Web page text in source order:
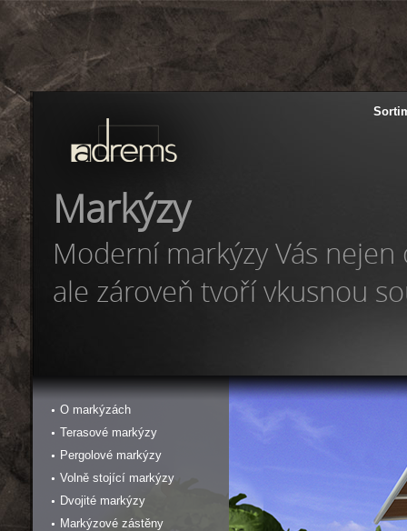
Adrems
Rolety
Praha
Markýzy
Moderní markýzy Vás
ale zároveň tvoří vkusnou
O markýzách
Terasové markýzy
Pergolové markýzy
Volně stojící markýzy
Dvojité markýzy
Markýzové zástěny